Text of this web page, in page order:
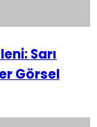
Sarı
Görsel